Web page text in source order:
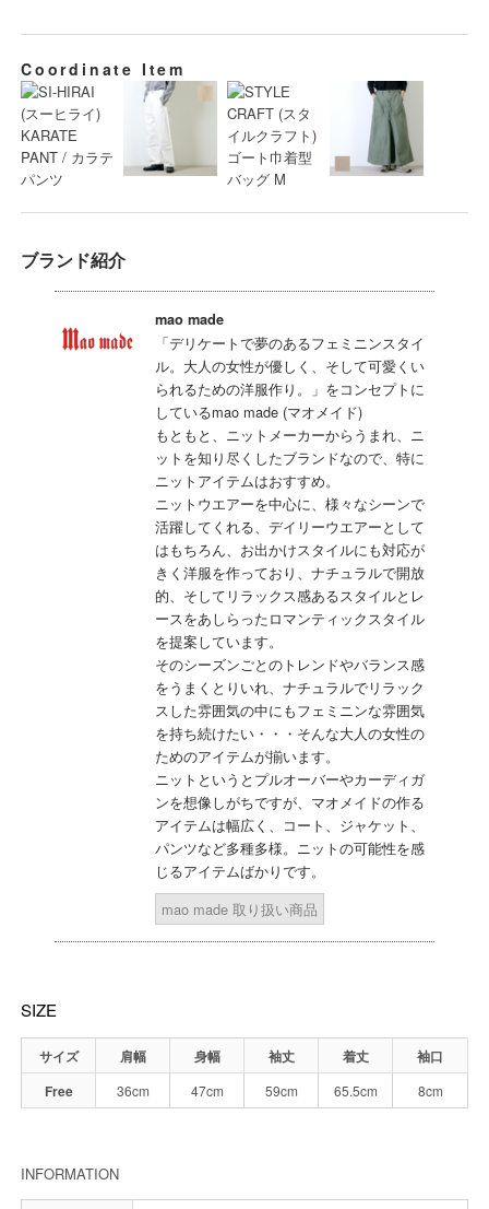
Coordinate Item
ブランド紹介
mao made
「デリケートで夢のあるフェミニンスタイ
ル。大人の女性が優しく、そして可愛くい
られるための洋服作り。」をコンセプトに
しているmao made (マオメイド)
もともと、ニットメーカーからうまれ、ニ
ットを知り尽くしたブランドなので、特に
ニットアイテムはおすすめ。
ニットウエアーを中心に、様々なシーンで
活躍してくれる、デイリーウエアーとして
はもちろん、お出かけスタイルにも対応が
きく洋服を作っており、ナチュラルで開放
的、そしてリラックス感あるスタイルとレ
ースをあしらったロマンティックスタイル
を提案しています。
そのシーズンごとのトレンドやバランス感
をうまくとりいれ、ナチュラルでリラック
スした雰囲気の中にもフェミニンな雰囲気
を持ち続けたい・・・そんな大人の女性の
ためのアイテムが揃います。
ニットというとプルオーバーやカーディガ
ンを想像しがちですが、マオメイドの作る
アイテムは幅広く、コート、ジャケット、
パンツなど多種多様。ニットの可能性を感
じるアイテムばかりです。
mao made 取り扱い商品
SIZE
サイズ 肩幅 身幅 袖丈 着丈
袖口
Free
36cm 47cm 59cm 65.5cm 8cm
INFORMATION